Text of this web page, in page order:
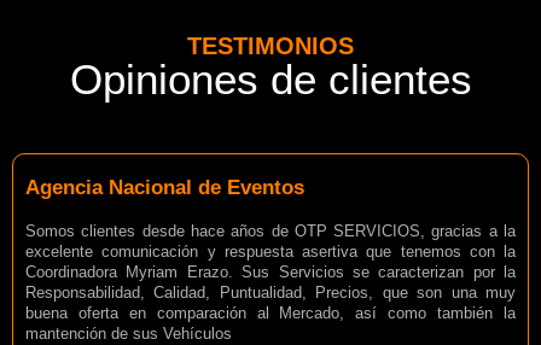
TESTIMONIOS
Opiniones de clientes
Agencia Nacional de Eventos
Somos clientes desde hace años de OTP SERVICIOS, gracias a la
excelente comunicación y respuesta asertiva que tenemos con la
Coordinadora Myriam Erazo. Sus Servicios se caracterizan por la
Responsabilidad, Calidad, Puntualidad, Precios, que son una muy
buena oferta en comparación al Mercado, así como también la
mantención de sus Vehículos